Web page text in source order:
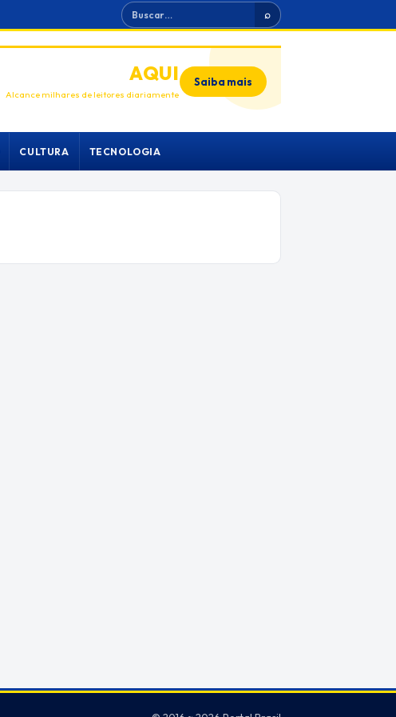
Buscar ⌕
ANUNCIEAQUI
Alcance milhares de leitores diariamente
Saiba mais
CULTURA TECNOLOGIA